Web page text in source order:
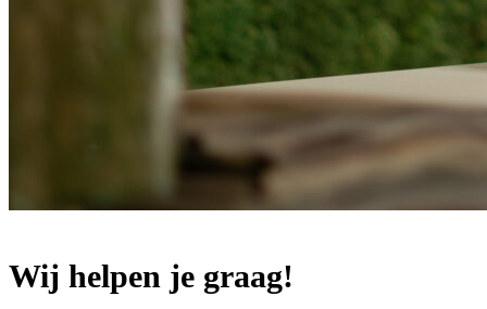
Wij helpen je graag!